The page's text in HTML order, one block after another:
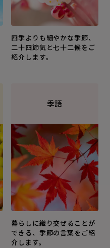
四季よりも細やかな季節、
二十四節気と七十二候をご
紹介します。
季語
暮らしに織り交ぜることが
できる、季節の言葉をご紹
介します。